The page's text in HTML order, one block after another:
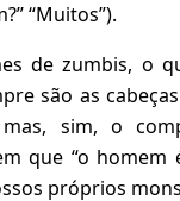
“Muitos”).
de zumbis, o
são as
sim, o
que “o homem
próprios